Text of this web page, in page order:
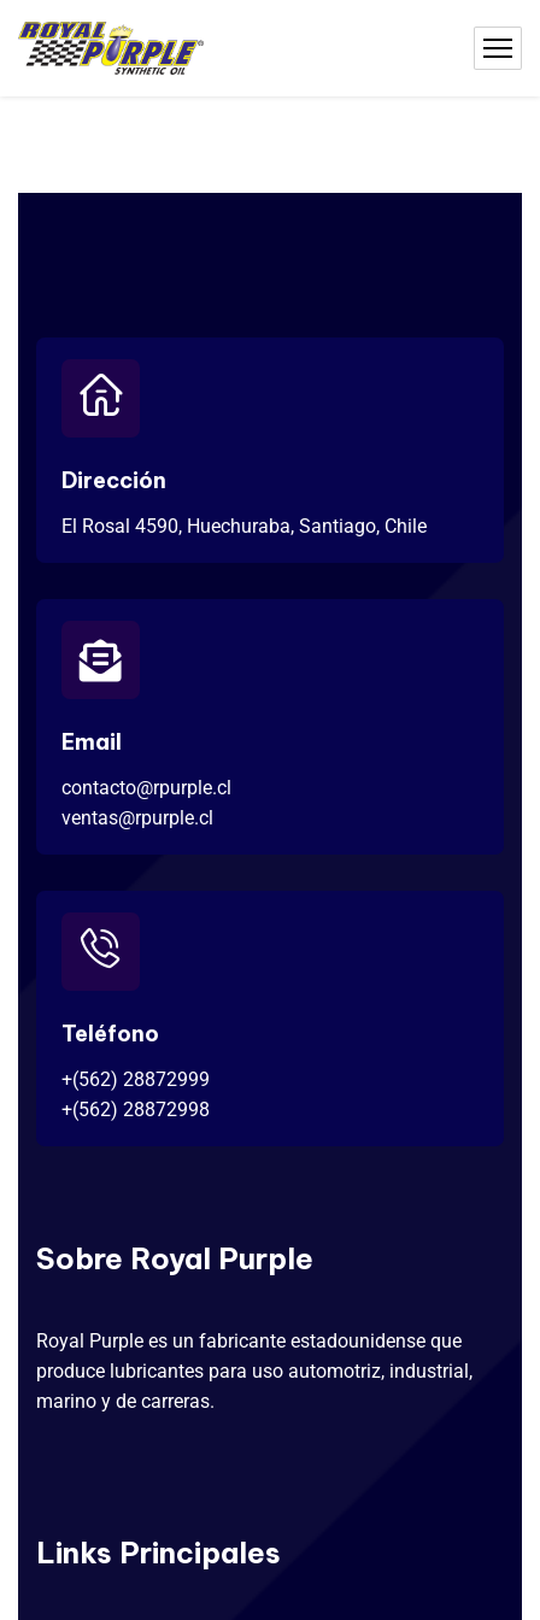
Dirección
El Rosal 4590, Huechuraba, Santiago, Chile
Email
contacto@rpurple.cl
ventas@rpurple.cl
Teléfono
+(562) 28872999
+(562) 28872998
Sobre Royal Purple
Royal Purple es un fabricante estadounidense que
produce lubricantes para uso automotriz, industrial,
marino y de carreras.
Links Principales